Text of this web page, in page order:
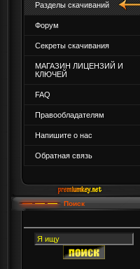
Разделы скачиваний
Форум
Секреты скачивания
МАГАЗИН ЛИЦЕНЗИЙ И
КЛЮЧЕЙ
FAQ
Правообладателям
Напишите о нас
Обратная связь
Поиск